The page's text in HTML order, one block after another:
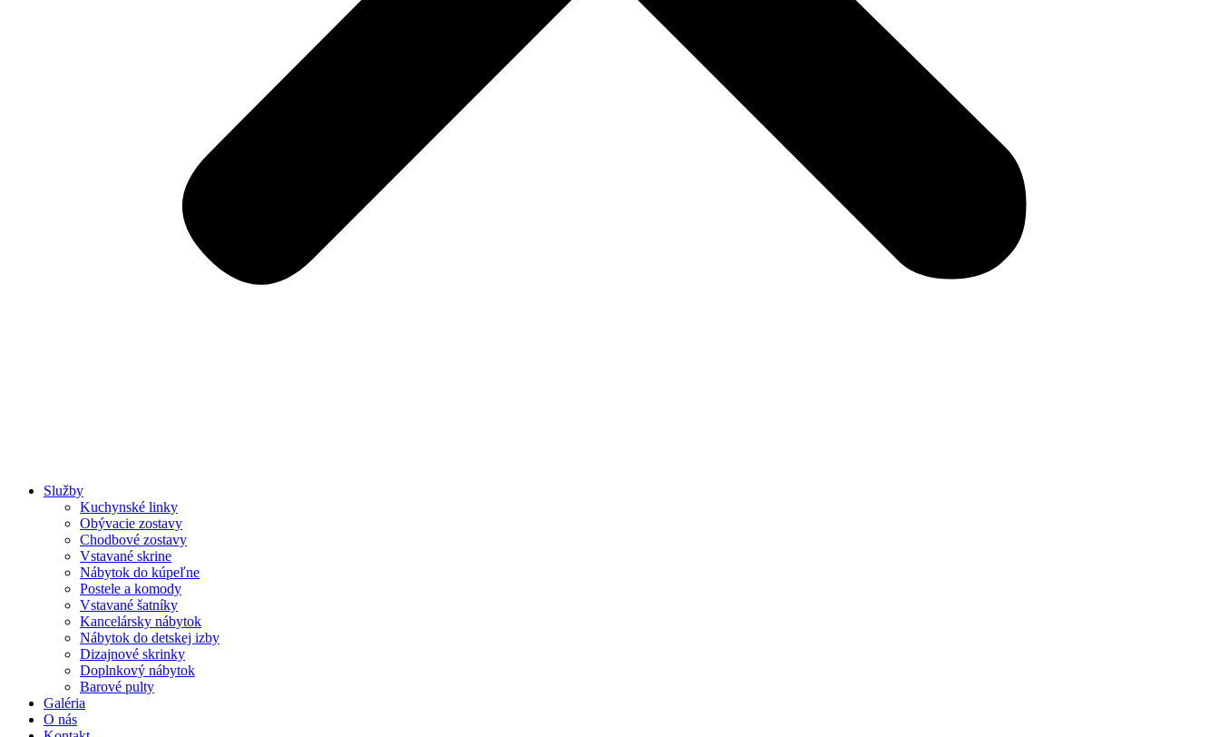
Služby
Kuchynské linky
Obývacie zostavy
Chodbové zostavy
Vstavané skrine
Nábytok do kúpeľne
Postele a komody
Vstavané šatníky
Kancelársky nábytok
Nábytok do detskej izby
Dizajnové skrinky
Doplnkový nábytok
Barové pulty
Galéria
O nás